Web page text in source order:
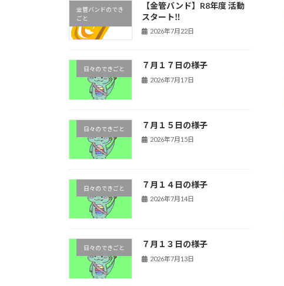
金管バンドのでき
ごと
【金管バンド】R8年度 活動
スタート‼︎
2026年7月22日
日々のできごと ７月１７日の様子
2026年7月17日
日々のできごと ７月１５日の様子
2026年7月15日
日々のできごと ７月１４日の様子
2026年7月14日
日々のできごと ７月１３日の様子
2026年7月13日